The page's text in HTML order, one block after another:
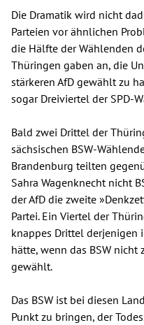
Die Dramatik wird nicht
Parteien vor ähnlichen
die Hälfte der Wählenden
Thüringen gaben an, die
stärkeren AfD gewählt zu
sogar Dreiviertel der SPD-
Bald zwei Drittel der
sächsischen BSW-
Brandenburg teilten
Sahra Wagenknecht nicht
der AfD die zweite
Partei. Ein Viertel der
knappes Drittel derjenigen
hätte, wenn das BSW nicht
gewählt.
Das BSW ist bei diesen
Punkt zu bringen, der